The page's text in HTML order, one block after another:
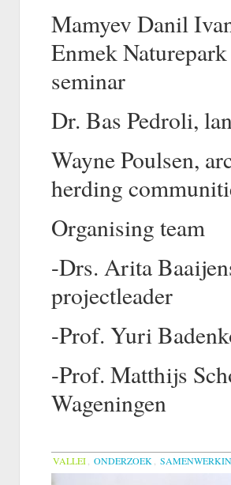
Mamyev Danil
Enmek
seminar
Dr. Bas Pedroli,
Wayne Poulsen,
herding
Organising team
-Drs. Arita
projectleader
-Prof. Yuri
-Prof. Matthijs
Wageningen
VALLEI, ONDERZOEK,